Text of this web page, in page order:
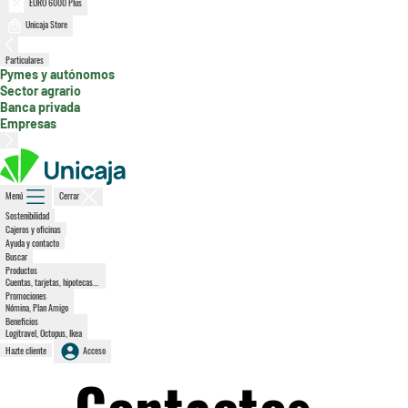
Unicaja Store
Particulares
Pymes y autónomos
Sector agrario
Banca privada
Empresas
Menú
Cerrar
Sostenibilidad
Cajeros y oficinas
Ayuda y contacto
Buscar
Productos
Cuentas, tarjetas, hipotecas...
Promociones
Nómina, Plan Amigo
Beneficios
Logitravel, Octopus, Ikea
Hazte cliente
Acceso